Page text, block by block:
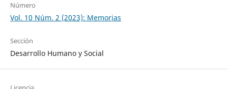
Número
Vol. 10 Núm. 2 (2023): Memorias
Sección
Desarrollo Humano y Social